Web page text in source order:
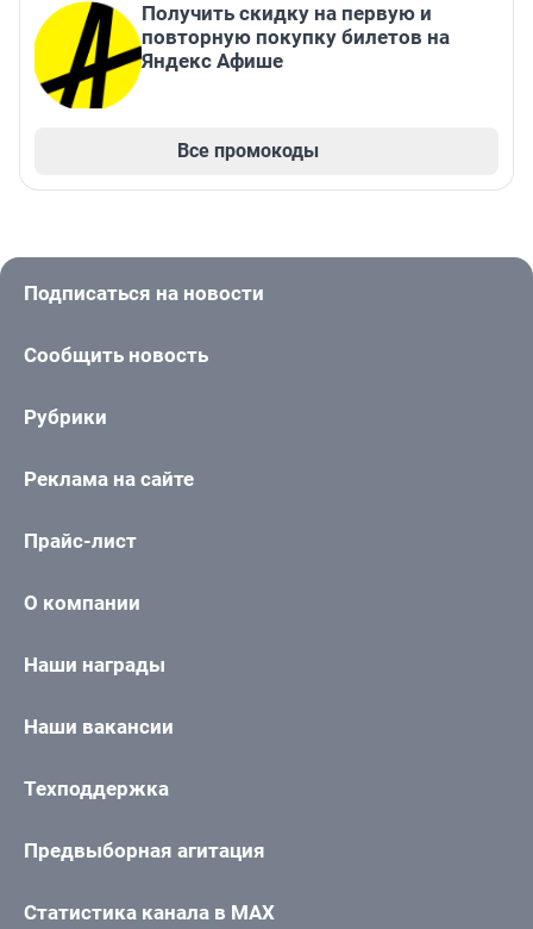
Получить скидку на первую и
повторную покупку билетов на
Яндекс Афише
Все промокоды
Подписаться на новости
Сообщить новость
Рубрики
Реклама на сайте
Прайс-лист
О компании
Наши награды
Наши вакансии
Техподдержка
Предвыборная агитация
Статистика канала в MAX